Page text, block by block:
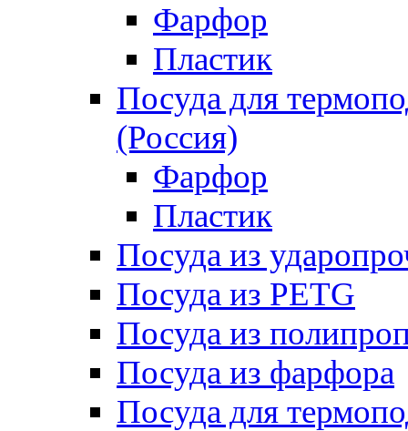
Фарфор
Пластик
Посуда для
(Россия)
Фарфор
Пластик
Посуда из
Посуда из PETG
Посуда из
Посуда из фарфора
Посуда для